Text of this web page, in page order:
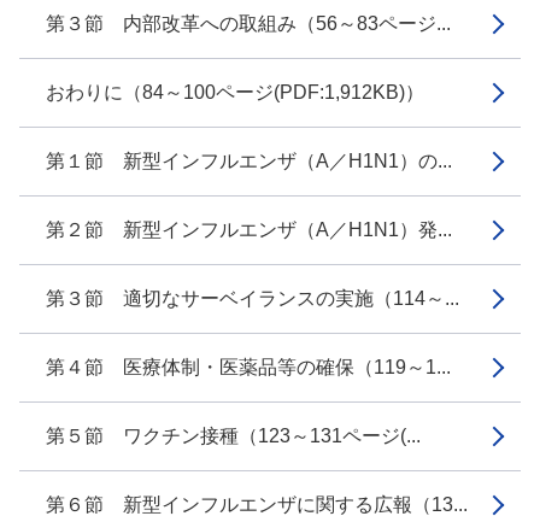
第３節 内部改革への取組み（56～83ページ...
おわりに（84～100ページ(PDF:1,912KB)）
第１節 新型インフルエンザ（A／H1N1）の...
第２節 新型インフルエンザ（A／H1N1）発...
第３節 適切なサーベイランスの実施（114～...
第４節 医療体制・医薬品等の確保（119～1...
第５節 ワクチン接種（123～131ページ(...
第６節 新型インフルエンザに関する広報（13...